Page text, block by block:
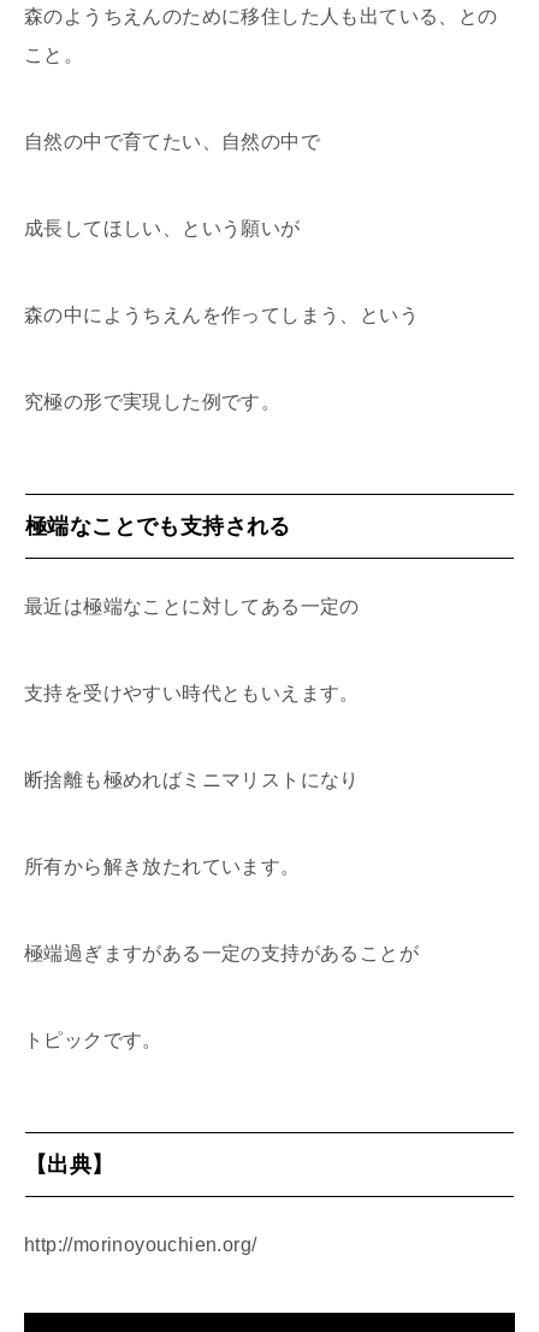
森のようちえんのために移住した人も出ている、との
こと。
自然の中で育てたい、自然の中で
成長してほしい、という願いが
森の中にようちえんを作ってしまう、という
究極の形で実現した例です。
極端なことでも支持される
最近は極端なことに対してある一定の
支持を受けやすい時代ともいえます。
断捨離も極めればミニマリストになり
所有から解き放たれています。
極端過ぎますがある一定の支持があることが
トピックです。
【出典】
http://morinoyouchien.org/